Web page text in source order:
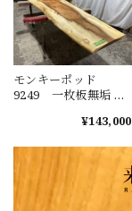
モンキーポッド
9249 一枚板無垢 乾
ｘ43mm 天板のみ
ーテーブル ダイニ
ングテーブル
¥143,000